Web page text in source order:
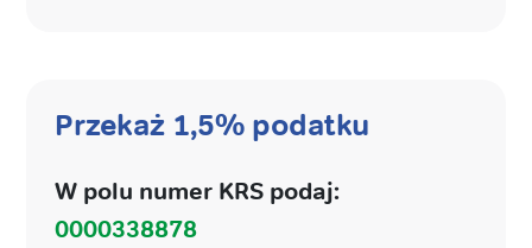
Przekaż 1,5% podatku
W polu numer KRS podaj:
0000338878